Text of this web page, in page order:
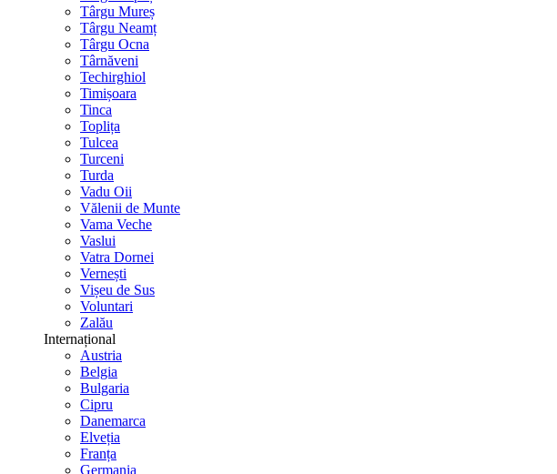
Târgu Mureș
Târgu Neamț
Târgu Ocna
Târnăveni
Techirghiol
Timișoara
Tinca
Toplița
Tulcea
Turceni
Turda
Vadu Oii
Vălenii de Munte
Vama Veche
Vaslui
Vatra Dornei
Vernești
Vișeu de Sus
Voluntari
Zalău
Internațional
Austria
Belgia
Bulgaria
Cipru
Danemarca
Elveția
Franța
Germania